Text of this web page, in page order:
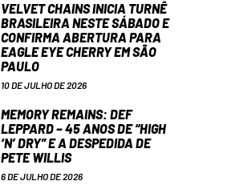
VELVET CHAINS INICIA TURNÊ
BRASILEIRA NESTE SÁBADO E
CONFIRMA ABERTURA PARA
EAGLE EYE CHERRY EM SÃO
PAULO
10 DE JULHO DE 2026
MEMORY REMAINS: DEF
LEPPARD – 45 ANOS DE “HIGH
‘N’ DRY” E A DESPEDIDA DE
PETE WILLIS
6 DE JULHO DE 2026